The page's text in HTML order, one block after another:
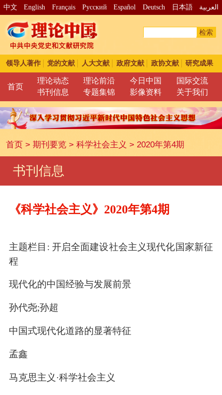
中文 English Français Pусский Español Deutsch 日本語 العربية
检索
领导人著作 党的文献 人大文献 政府文献 政协文献 研究成果
首页
理论动态 理论前沿 今日中国
国际交流
书刊信息
专题集锦 影像资料 关于我们
首页> 期刊要览> 科学社会主义 > 2020年第4期
书刊信息
《科学社会主义》2020年第4期
主题栏目: 开启全面建设社会主义现代化国家新征
程
现代化的中国经验与发展前景
孙代尧;孙超
中国式现代化道路的显著特征
孟鑫
马克思主义·科学社会主义